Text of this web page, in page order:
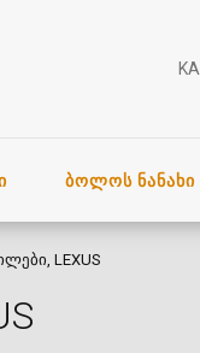
KA
ᲑᲝᲚᲝᲡ ᲜᲐᲜᲐᲮᲘ
LEXUS